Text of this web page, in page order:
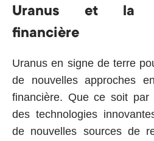
Uranus et la
financière
Uranus en signe de terre
de nouvelles approches
financière. Que ce soit par
des technologies
de nouvelles sources de